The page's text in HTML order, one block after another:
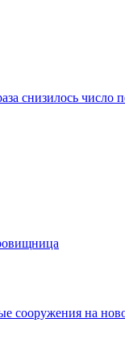
снизилось число
сооружения на